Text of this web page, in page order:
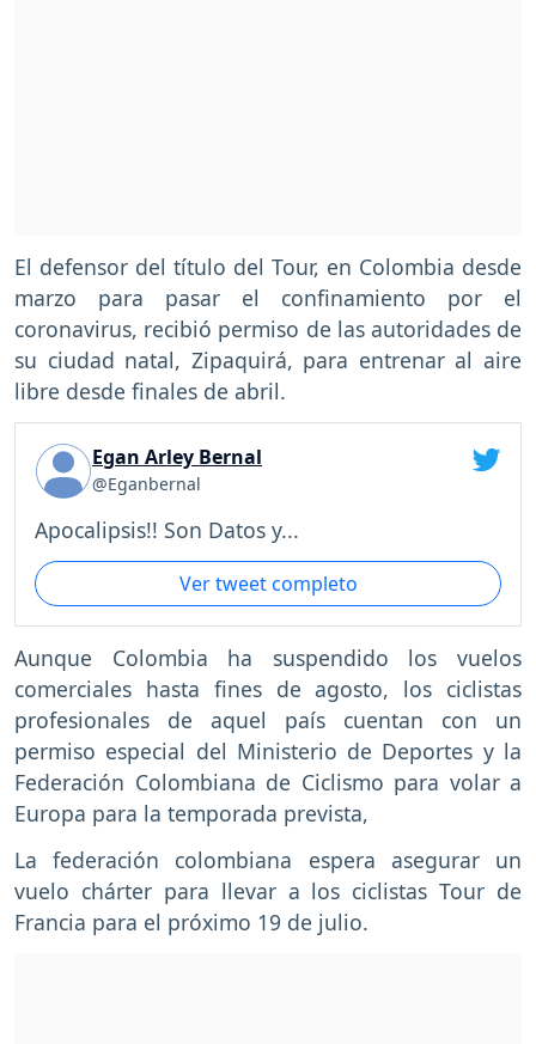
El defensor del título del Tour, en Colombia desde
marzo para pasar el confinamiento por el
coronavirus, recibió permiso de las autoridades de
su ciudad natal, Zipaquirá, para entrenar al aire
libre desde finales de abril.
Egan Arley Bernal
@Eganbernal
Apocalipsis!! Son Datos y...
Ver tweet completo
Aunque Colombia ha suspendido los vuelos
comerciales hasta fines de agosto, los ciclistas
profesionales de aquel país cuentan con un
permiso especial del Ministerio de Deportes y la
Federación Colombiana de Ciclismo para volar a
Europa para la temporada prevista,
La federación colombiana espera asegurar un
vuelo chárter para llevar a los ciclistas Tour de
Francia para el próximo 19 de julio.